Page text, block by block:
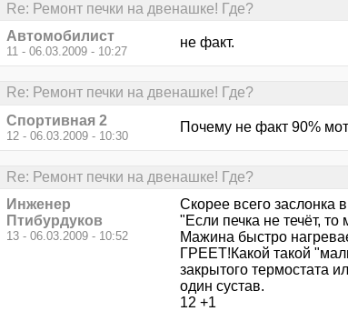
Re: Ремонт печки на двенашке! Где?
Автомобилист
11 - 06.03.2009 - 10:27
не факт.
Re: Ремонт печки на двенашке! Где?
Спортивная 2
12 - 06.03.2009 - 10:30
Почему не факт 90%
Re: Ремонт печки на двенашке! Где?
Инженер
Птибурдуков
13 - 06.03.2009 - 10:52
Скорее всего заслонка
"Если печка не течёт,
Мажина быстро
ГРЕЕТ!Какой такой
закрытого термостата
один сустав.
12 +1